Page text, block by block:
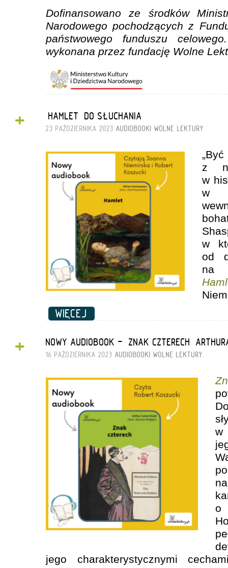
Dofinansowano ze środków
Narodowego pochodzących z
państwowego funduszu
wykonana przez fundację Wolne
+ „HAMLET” DO SŁUCHANIA
23 PAŹDZIERNIKA 2023 AUDIOBOOKI WOLNE LEKTURY
z
w
w
w
od
na
WIĘCEJ
+ NOWY AUDIOBOOK - „ZNAK CZTERECH”
16 PAŹDZIERNIKA 2023 AUDIOBOOKI WOLNE LEKTURY
w
o
jego charakterystycznymi